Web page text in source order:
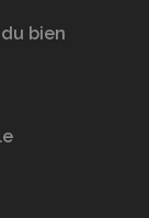
bien